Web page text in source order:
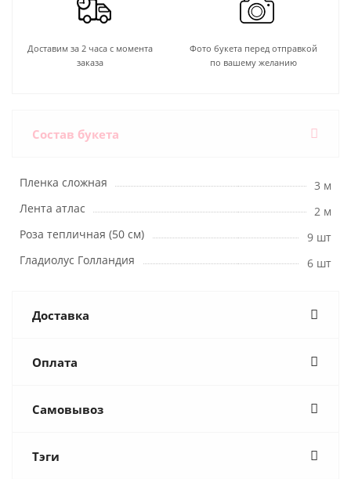
Доставим за 2 часа с момента
заказа
Фото букета перед отправкой
по вашему желанию
Состав букета
Пленка сложная
3 м
Лента атлас
2 м
Роза тепличная (50 см)
9 шт
Гладиолус Голландия
6 шт
Доставка
Оплата
Самовывоз
Тэги